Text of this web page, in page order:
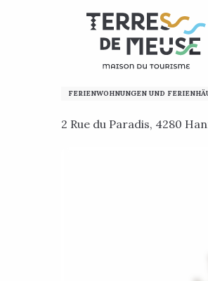
Home Meinen Aufenthalt
Le Paradis
FERIENWOHNUNGEN UND
2 Rue du Paradis, 4280